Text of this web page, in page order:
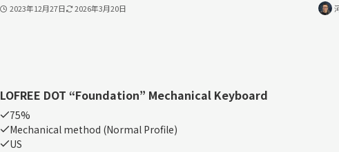
2023年12月27日 2026年3月20日
LOFREE DOT “Foundation” Mechanical Keyboard
75%
Mechanical method (Normal Profile)
US